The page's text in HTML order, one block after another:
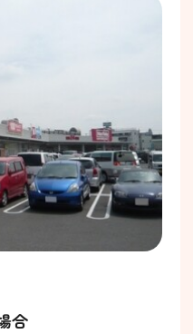
合